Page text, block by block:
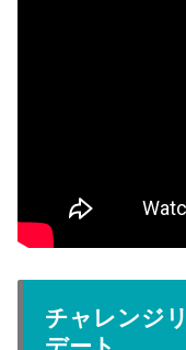
チャレンジ